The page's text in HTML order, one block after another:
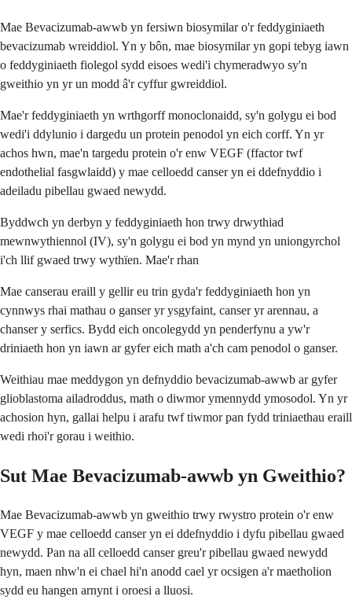
Mae Bevacizumab-awwb yn fersiwn biosymilar o'r feddyginiaeth
bevacizumab wreiddiol. Yn y bôn, mae biosymilar yn gopi tebyg iawn
o feddyginiaeth fiolegol sydd eisoes wedi'i chymeradwyo sy'n
gweithio yn yr un modd â'r cyffur gwreiddiol.
Mae'r feddyginiaeth yn wrthgorff monoclonaidd, sy'n golygu ei bod
wedi'i ddylunio i dargedu un protein penodol yn eich corff. Yn yr
achos hwn, mae'n targedu protein o'r enw VEGF (ffactor twf
endothelial fasgwlaidd) y mae celloedd canser yn ei ddefnyddio i
adeiladu pibellau gwaed newydd.
Byddwch yn derbyn y feddyginiaeth hon trwy drwythiad
mewnwythiennol (IV), sy'n golygu ei bod yn mynd yn uniongyrchol
i'ch llif gwaed trwy wythïen. Mae'r rhan
Mae canserau eraill y gellir eu trin gyda'r feddyginiaeth hon yn
cynnwys rhai mathau o ganser yr ysgyfaint, canser yr arennau, a
chanser y serfics. Bydd eich oncolegydd yn penderfynu a yw'r
driniaeth hon yn iawn ar gyfer eich math a'ch cam penodol o ganser.
Weithiau mae meddygon yn defnyddio bevacizumab-awwb ar gyfer
glioblastoma ailadroddus, math o diwmor ymennydd ymosodol. Yn yr
achosion hyn, gallai helpu i arafu twf tiwmor pan fydd triniaethau eraill
wedi rhoi'r gorau i weithio.
Sut Mae Bevacizumab-awwb yn Gweithio?
Mae Bevacizumab-awwb yn gweithio trwy rwystro protein o'r enw
VEGF y mae celloedd canser yn ei ddefnyddio i dyfu pibellau gwaed
newydd. Pan na all celloedd canser greu'r pibellau gwaed newydd
hyn, maen nhw'n ei chael hi'n anodd cael yr ocsigen a'r maetholion
sydd eu hangen arnynt i oroesi a lluosi.